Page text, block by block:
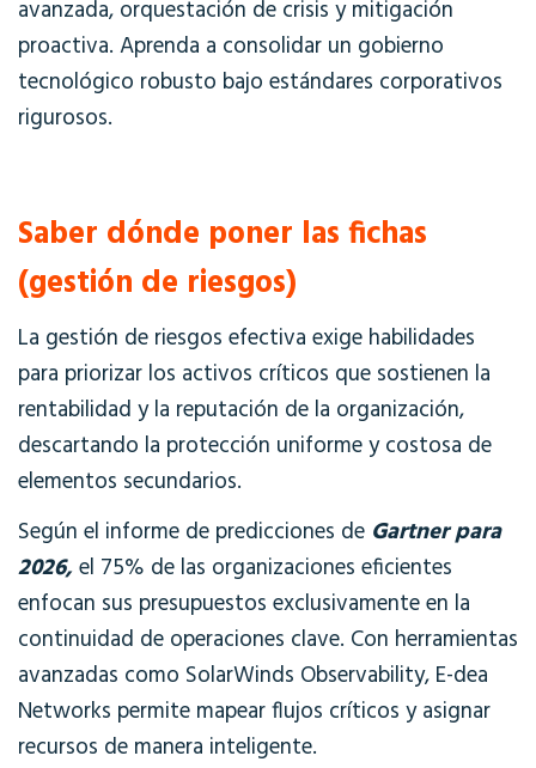
avanzada, orquestación de crisis y mitigación
proactiva. Aprenda a consolidar un gobierno
tecnológico robusto bajo estándares corporativos
rigurosos.
Saber dónde poner las fichas
(gestión de riesgos)
La gestión de riesgos efectiva exige habilidades
para priorizar los activos críticos que sostienen la
rentabilidad y la reputación de la organización,
descartando la protección uniforme y costosa de
elementos secundarios.
Según el informe de predicciones de Gartner para
2026,el 75% de las organizaciones eficientes
enfocan sus presupuestos exclusivamente en la
continuidad de operaciones clave. Con herramientas
avanzadas como SolarWinds Observability, E-dea
Networks permite mapear flujos críticos y asignar
recursos de manera inteligente.